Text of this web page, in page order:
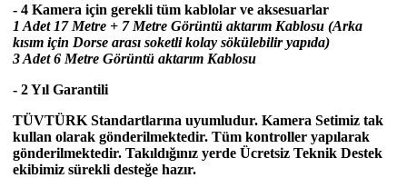
- 4 Kamera için gerekli tüm kablolar ve aksesuarlar
1 Adet 17 Metre + 7 Metre Görüntü aktarım Kablosu (Arka
kısım için Dorse arası soketli kolay sökülebilir yapıda)
3 Adet 6 Metre Görüntü aktarım Kablosu
- 2 Yıl Garantili
TÜVTÜRK Standartlarına uyumludur. Kamera Setimiz tak
kullan olarak gönderilmektedir. Tüm kontroller yapılarak
gönderilmektedir. Takıldığınız yerde Ücretsiz Teknik Destek
ekibimiz sürekli desteğe hazır.